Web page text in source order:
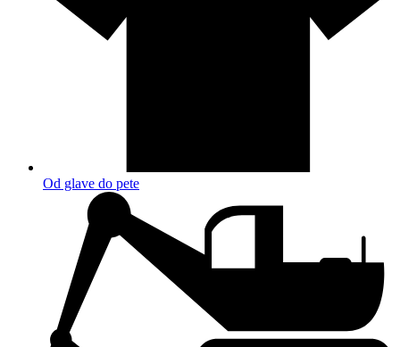
Od glave do pete